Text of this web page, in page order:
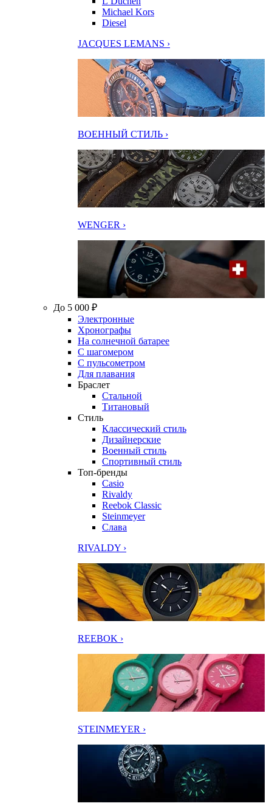
Michael Kors
Diesel
JACQUES LEMANS ›
ВОЕННЫЙ СТИЛЬ ›
WENGER ›
До 5 000 ₽
Электронные
Хронографы
На солнечной батарее
С шагомером
С пульсометром
Для плавания
Браслет
Стальной
Титановый
Стиль
Классический стиль
Дизайнерские
Военный стиль
Спортивный стиль
Топ-бренды
Casio
Rivaldy
Reebok Classic
Steinmeyer
Слава
RIVALDY ›
REEBOK ›
STEINMEYER ›